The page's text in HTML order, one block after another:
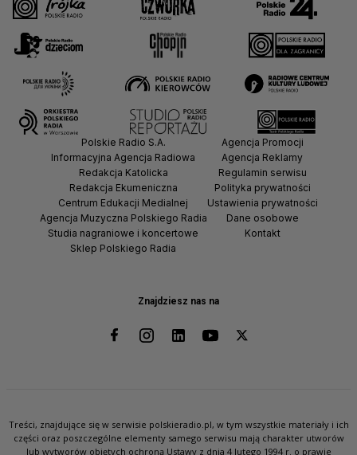
Znajdziesz nas na
Polskie Radio S.A.
Informacyjna Agencja Radiowa
Redakcja Katolicka
Redakcja Ekumeniczna
Centrum Edukacji Medialnej
Agencja Muzyczna Polskiego Radia
Studia nagraniowe i koncertowe
Sklep Polskiego Radia
Agencja Promocji
Agencja Reklamy
Regulamin serwisu
Polityka prywatności
Ustawienia prywatności
Dane osobowe
Kontakt
Treści, znajdujące się w serwisie polskieradio.pl, w tym wszystkie materiały i ich
części oraz poszczególne elementy samego serwisu mają charakter utworów
lub wytworów objętych ochroną Ustawy z dnia 4 lutego 1994 r. o prawie